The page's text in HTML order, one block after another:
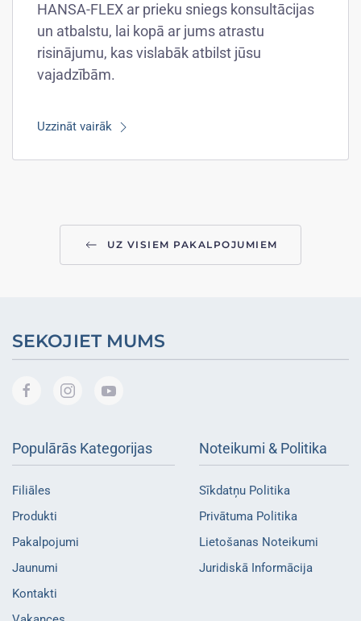
HANSA-FLEX ar prieku sniegs konsultācijas
un atbalstu, lai kopā ar jums atrastu
risinājumu, kas vislabāk atbilst jūsu
vajadzībām.
Uzzināt vairāk
UZ VISIEM PAKALPOJUMIEM
SEKOJIET MUMS
Populārās Kategorijas
Filiāles
Produkti
Pakalpojumi
Jaunumi
Kontakti
Noteikumi & Politika
Sīkdatņu Politika
Privātuma Politika
Lietošanas Noteikumi
Juridiskā Informācija